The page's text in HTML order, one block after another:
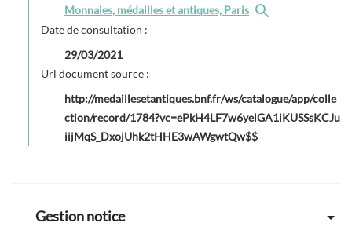
Monnaies, médailles et antiques, Paris
Date de consultation :
29/03/2021
Url document source :
http://medaillesetantiques.bnf.fr/ws/catalogue/app/colle
ction/record/1784?vc=ePkH4LF7w6yelGA1iKUSSsKCJu
iijMqS_DxojUhk2tHHE3wAWgwtQw$$
Gestion notice